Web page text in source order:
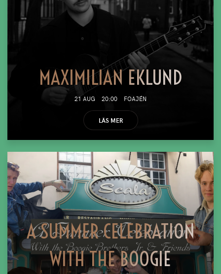
MAXIMILIAN EKLUND
21 AUG 20:00 FOAJÉN
LÄS MER
A SUMMER CELEBRATION
WITH THE BOOGIE